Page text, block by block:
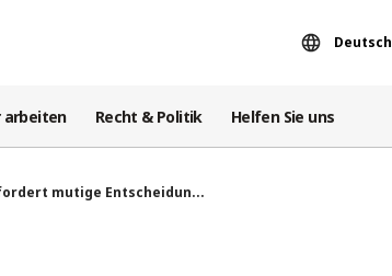
Deutsch
arbeiten Recht & Politik Helfen Sie uns
mutige Entscheidun...